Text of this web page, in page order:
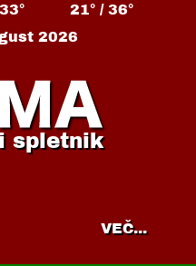
33° 21° / 36°
2026
spletnik
VEČ...